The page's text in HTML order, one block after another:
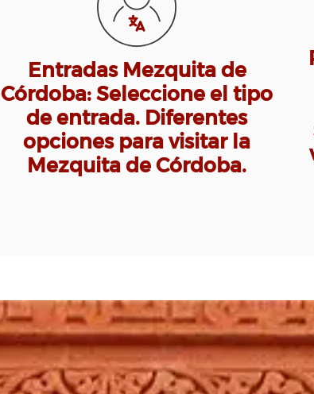
Entradas Mezquita de
Córdoba: Seleccione el tipo
de entrada. Diferentes
opciones para visitar la
Mezquita de Córdoba.